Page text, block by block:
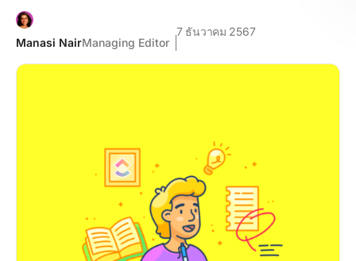
Manasi NairManaging Editor
7 ธันวาคม 2567